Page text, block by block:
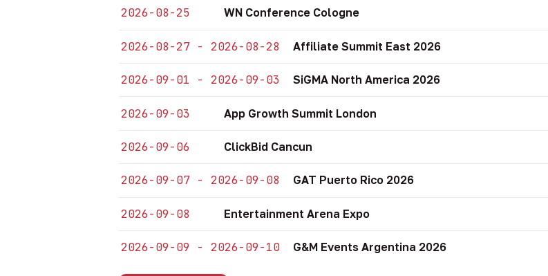
2026-08-25 WN Conference Cologne
2026-08-27 - 2026-08-28 Affiliate Summit East 2026
2026-09-01 - 2026-09-03 SiGMA North America 2026
2026-09-03 App Growth Summit London
2026-09-06 ClickBid Cancun
2026-09-07 - 2026-09-08 GAT Puerto Rico 2026
2026-09-08 Entertainment Arena Expo
2026-09-09 - 2026-09-10 G&M Events Argentina 2026